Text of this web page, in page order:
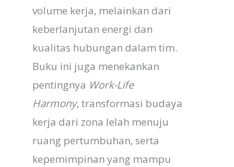
volume kerja, melainkan dari
keberlanjutan energi dan
kualitas hubungan dalam tim.
Buku ini juga menekankan
pentingnya Work-Life
Harmony, transformasi budaya
kerja dari zona lelah menuju
ruang pertumbuhan, serta
kepemimpinan yang mampu